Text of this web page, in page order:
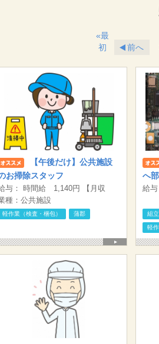
«最
初
前へ
【午後だけ】公共施設
お掃除スタッフ
与： 時間給 1,140円 【月収
】週3日勤務の場合 75,240円（5
間30分×1,140円×12日/月
種：公共施設
軽作業（検査・梱包） 蒲郡
へ
お仕
給
す。
組
軽